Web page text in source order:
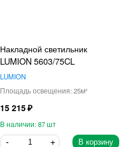
Накладной светильник
LUMION 5603/75CL
LUMION
25
15 215
87
В корзину